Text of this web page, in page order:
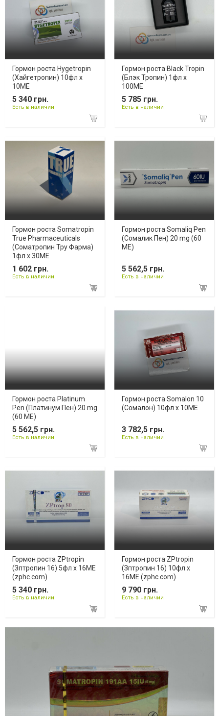
Гормон роста Hygetropin
(Хайгетропин) 10фл х
10ME
5 340 грн.
Есть в наличии
Гормон роста Black Tropin
(Блэк Тропин) 1фл х
100ME
5 785 грн.
Есть в наличии
Гормон роста Somatropin
True Pharmaceuticals
(Соматропин Тру Фарма)
1фл х 30МЕ
1 602 грн.
Есть в наличии
Гормон роста Somaliq Pen
(Сомалик Пен) 20 mg (60
МЕ)
5 562,5 грн.
Есть в наличии
Гормон роста Platinum
Pen (Платинум Пен) 20 mg
(60 МЕ)
5 562,5 грн.
Есть в наличии
Гормон роста Somalon 10
(Сомалон) 10фл х 10ME
3 782,5 грн.
Есть в наличии
Гормон роста ZPtropin
(Зптропин 16) 5фл х 16ME
(zphc.com)
5 340 грн.
Есть в наличии
Гормон роста ZPtropin
(Зптропин 16) 10фл х
16ME (zphc.com)
9 790 грн.
Есть в наличии